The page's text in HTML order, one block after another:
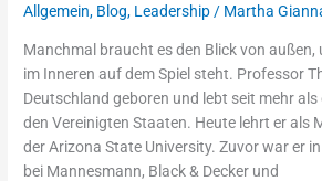
Allgemein, Blog, Leadership / Martha
Manchmal braucht es den Blick von außen,
im Inneren auf dem Spiel steht. Professor
Deutschland geboren und lebt seit mehr
den Vereinigten Staaten. Heute lehrt er als
der Arizona State University. Zuvor war er
bei Mannesmann, Black & Decker und
wir
beim
KI-
Rennen
den
Anschluss
verlieren